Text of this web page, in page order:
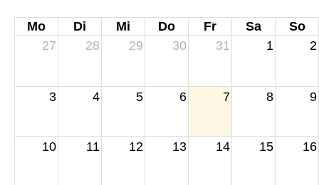
Mo Di Mi Do Fr Sa
So
27
28 29 30 31 1 2
3 4 5 6 7 8 9
10 11 12 13 14 15 16